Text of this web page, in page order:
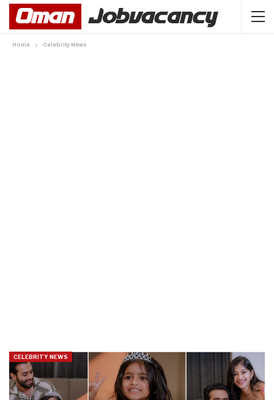
Home Celebrity News
CELEBRITY NEWS